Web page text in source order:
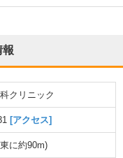
報
クリニック
[アクセス]
東に約90m)